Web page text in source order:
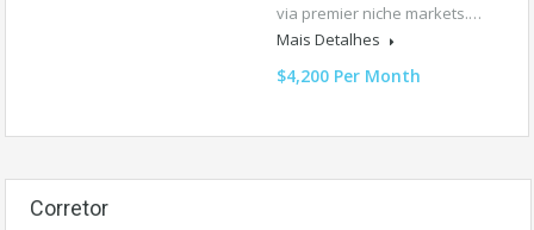
via premier niche markets.…
Mais Detalhes
$4,200 Per Month
Corretor